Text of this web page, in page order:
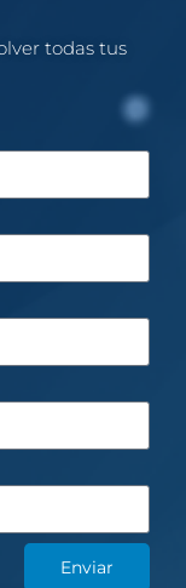
todas tus
Enviar